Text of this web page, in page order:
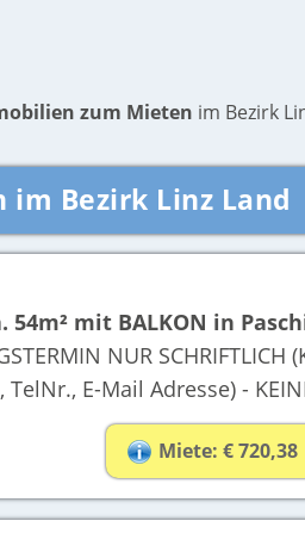
zum Mieten im Bezirk
Bezirk Linz Land
mit BALKON in
NUR
E-Mail Adresse) -
Miete: € 720,38